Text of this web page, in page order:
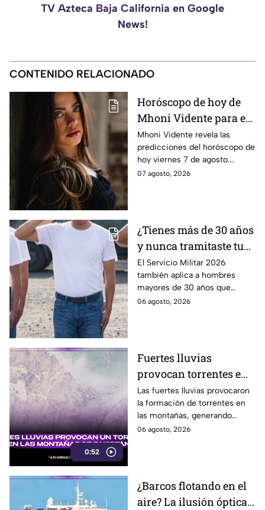
TV Azteca Baja California en Google
News!
CONTENIDO RELACIONADO
Horóscopo de hoy de
Mhoni Vidente para el
viernes 7 de agosto
¡Siente!
Mhoni Vidente revela las
predicciones del horóscopo de
hoy viernes 7 de agosto.
Descubre qué le espera a cada
07 agosto, 2026
¿Tienes más de 30 años
y nunca tramitaste tu
cartilla militar? Te
pueden llamar para
hacer servicio en Baja
California
El Servicio Militar 2026
también aplica a hombres
mayores de 30 años que
nunca tramitaron su cartilla. Te
06 agosto, 2026
0:52
Fuertes lluvias
provocan torrentes e
inundaciones en una
región montañosa
Las fuertes lluvias provocaron
la formación de torrentes en
las montañas, generando
inundaciones y afectaciones
06 agosto, 2026
¿Barcos flotando en el
aire? La ilusión óptica